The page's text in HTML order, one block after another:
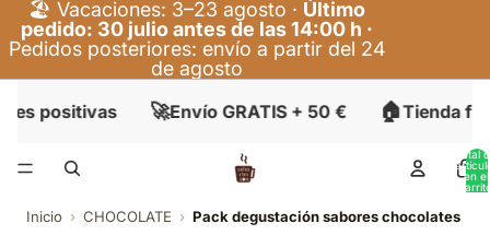
🏖️ Vacaciones: 3–23 agosto · Último
pedido: 30 julio antes de las 14:00 h ·
Pedidos posteriores: envío a partir del 24
de agosto
positivas 🚀Envío GRATIS + 50 € 🏠Tienda
Total
en el
Inicio › CHOCOLATE › Pack degustación sabores chocolates